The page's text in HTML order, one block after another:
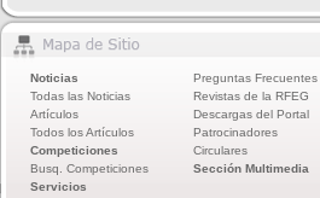
Noticias
Todas las Noticias
Artículos
Todos los Artículos
Competiciones
Busq. Competiciones
Servicios
Preguntas Frecuentes
Revistas de la RFEG
Descargas del Portal
Patrocinadores
Circulares
Sección Multimedia